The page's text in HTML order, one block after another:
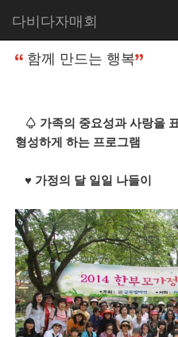
다비다자매회
홈 사역소개
함께 만드는 행복
♤ 가족의 중요성과 사랑을
형성하게 하는 프로그램
♥ 가정의 달 일일 나들이